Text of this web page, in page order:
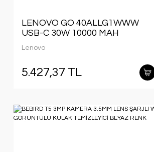
LENOVO GO 40ALLG1WWW
USB-C 30W 10000 MAH
POWERBANK
Lenovo
5.427,37 TL